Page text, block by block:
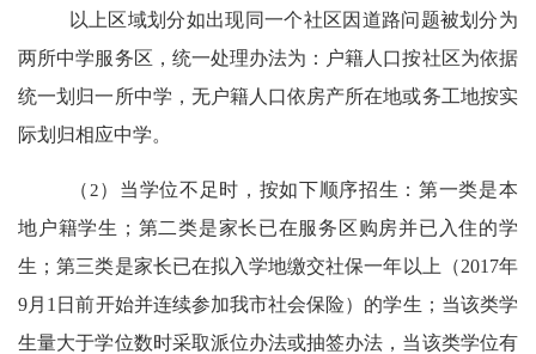
以上区域划分如出现同一个社区因道路问题被划分为
两所中学服务区，统一处理办法为：户籍人口按社区为依据
统一划归一所中学，无户籍人口依房产所在地或务工地按实
际划归相应中学。
（ 2）当学位不足时，按如下顺序招生：第一类是本
地户籍学生；第二类是家长已在服务区购房并已入住的学
生；第三类是家长已在拟入学地缴交社保一年以上（2017年
9月 1 日前开始并连续参加我市社会保险）的学生；当该类学
生量大于学位数时采取派位办法或抽签办法，当该类学位有